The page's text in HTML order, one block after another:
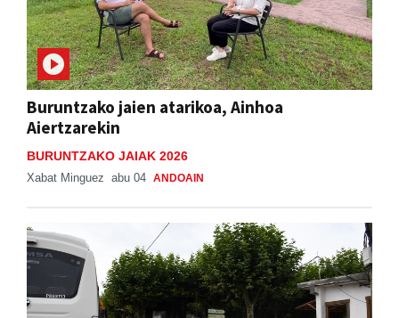
Buruntzako jaien atarikoa, Ainhoa
Aiertzarekin
BURUNTZAKO JAIAK 2026
Xabat Minguez abu 04 ANDOAIN